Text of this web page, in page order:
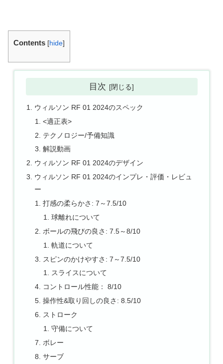
Contents [hide]
目次
ウィルソン RF 01 2024のスペック
<適正表>
テクノロジー/予備知識
解説動画
ウィルソン RF 01 2024のデザイン
ウィルソン RF 01 2024のインプレ・評価・レビュ
ー
打感の柔らかさ: 7～7.5/10
球離れについて
ボールの飛びの良さ: 7.5～8/10
軌道について
スピンのかけやすさ: 7～7.5/10
スライスについて
コントロール性能： 8/10
操作性&取り回しの良さ: 8.5/10
ストローク
守備について
ボレー
サーブ